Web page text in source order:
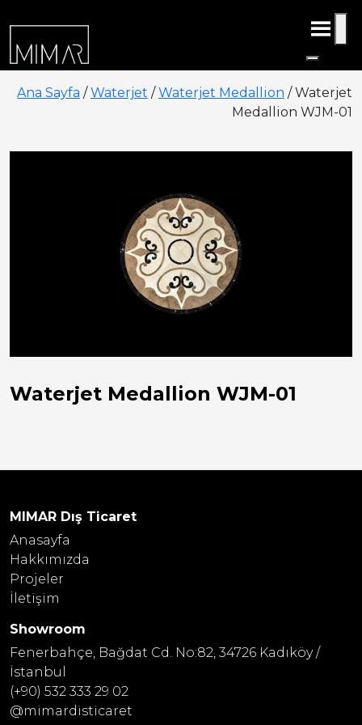
Ana Sayfa /Waterjet /Waterjet Medallion / Waterjet
Medallion WJM-01
Waterjet Medallion WJM-01
MIMAR Dış Ticaret
Anasayfa
Hakkımızda
Projeler
İletişim
Showroom
Fenerbahçe, Bağdat Cd. No:82, 34726 Kadıköy /
İstanbul
(+90) 532 333 29 02
@mimardisticaret